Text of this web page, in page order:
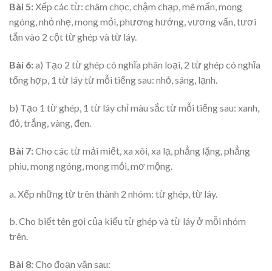
Bài 5:Xếp các từ: châm chọc, chậm chạp, mê mẩn, mong
ngóng, nhỏ nhẹ, mong mỏi, phương hướng, vương vấn, tươi
tắn vào 2 cột từ ghép và từ láy.
Bài 6:a) Tạo 2 từ ghép có nghĩa phân loại, 2 từ ghép có nghĩa
tổng hợp, 1 từ láy từ mỗi tiếng sau: nhỏ, sáng, lạnh.
b) Tạo 1 từ ghép, 1 từ láy chỉ màu sắc từ mỗi tiếng sau: xanh,
đỏ, trắng, vàng, đen.
Bài 7:Cho các từ mải miết, xa xôi, xa lạ, phẳng lặng, phẳng
phiu, mong ngóng, mong mỏi, mơ mộng.
a. Xếp những từ trên thành 2 nhóm: từ ghép, từ láy.
b. Cho biết tên gọi của kiểu từ ghép và từ láy ở mỗi nhóm
trên.
Bài 8:Cho đoạn văn sau: